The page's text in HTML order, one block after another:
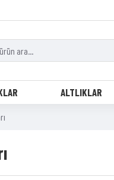
ALTLIKLAR